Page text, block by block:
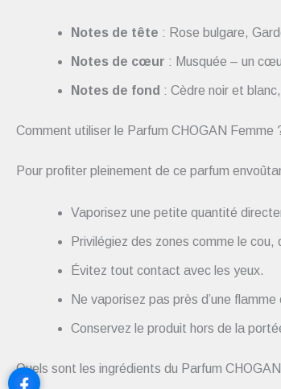
Notes de tête : Rose bulgare,
Notes de cœur : Musquée – un
Notes de fond : Cèdre noir et
Comment utiliser le Parfum CHOGAN Femme
Pour profiter pleinement de ce parfum
Vaporisez une petite quantité
Privilégiez des zones comme le
Évitez tout contact avec les yeux.
Ne vaporisez pas près d’une
Conservez le produit hors de la
Quels sont les ingrédients du Parfum